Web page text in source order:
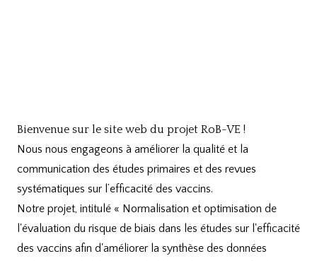
Bienvenue sur le site web du projet RoB-VE !
Nous nous engageons à améliorer la qualité et la
communication des études primaires et des revues
systématiques sur l’efficacité des vaccins.
Notre projet, intitulé « Normalisation et optimisation de
l'évaluation du risque de biais dans les études sur l'efficacité
des vaccins afin d'améliorer la synthèse des données